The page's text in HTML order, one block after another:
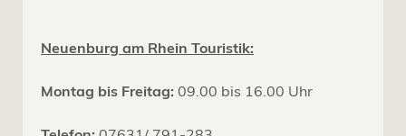
Neuenburg am Rhein Touristik:
Montag bis Freitag: 09.00 bis 16.00 Uhr